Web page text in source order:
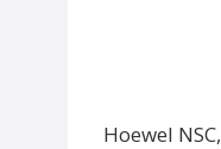
Hoewel